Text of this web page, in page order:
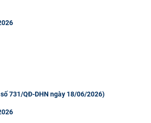
731/QĐ-DHN ngày 18/06/2026)